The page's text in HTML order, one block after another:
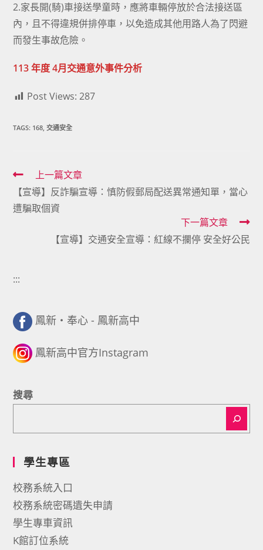
2.家長開(騎)車接送學童時，應將車輛停放於合法接送區
內，且不得違規併排停車，以免造成其他用路人為了閃避
而發生事故危險。
113 年度 4月交通意外事件分析
Post Views: 287
TAGS: 168, 交通安全
Read
more
articles
上一篇文章
【宣導】反詐騙宣導：慎防假郵局配送異常通知單，當心
遭騙取個資
下一篇文章
【宣導】交通安全宣導：紅線不攔停 安全好公民
:::
鳳新・奉心 - 鳳新高中
鳳新高中官方Instagram
搜尋
學生專區
校務系統入口
校務系統密碼遺失申請
學生專車資訊
K館訂位系統